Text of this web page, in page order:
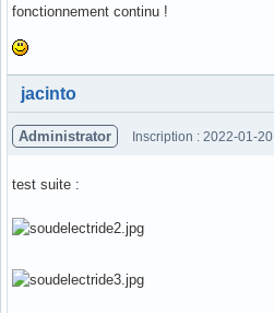
fonctionnement continu !
Hors ligne
jacinto
Administrator Inscription : 2022-01-20
test suite :